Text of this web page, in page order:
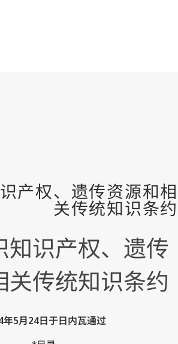
知识产权、遗传
关传统知识条约
年5月24日于日内瓦通过